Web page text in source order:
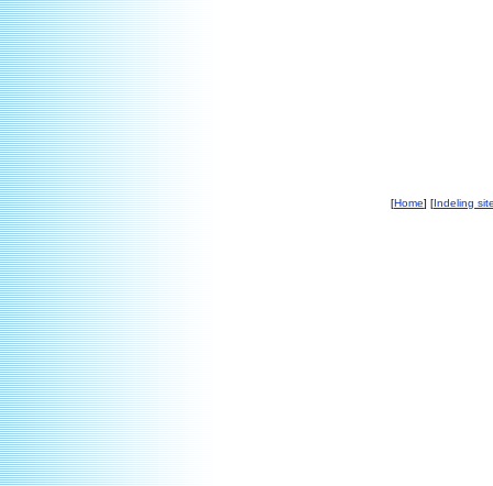
[Home] [Indeling